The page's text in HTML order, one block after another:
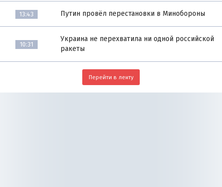
13:43 Путин провёл перестановки в Минобороны
10:31
Украина не перехватила ни одной российской
ракеты
Перейти в ленту